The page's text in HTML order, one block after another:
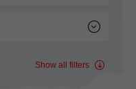
Show all filters